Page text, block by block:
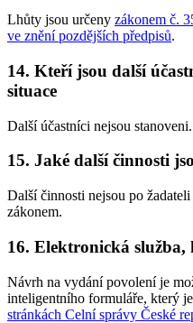
Lhůty jsou určeny zákonem č.
ve znění pozdějších předpisů.
14. Kteří jsou další
situace
Další účastníci nejsou stanoveni.
15. Jaké další činnosti
Další činnosti nejsou po
zákonem.
16. Elektronická služba,
Návrh na vydání povolení je
inteligentního formuláře, který
stránkách Celní správy České